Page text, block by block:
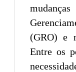
(GRO) e
Entre os